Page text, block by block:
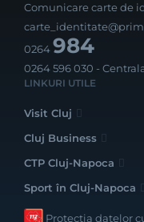
Comunicare carte de
0264984
0264 596 030 -
LINKURI UTILE
Visit Cluj
Cluj Business
CTP Cluj-Napoca
Sport în Cluj-Napoca
Protecția datelor